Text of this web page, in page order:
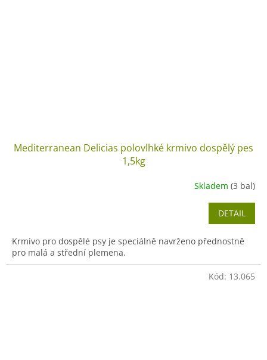
Mediterranean Delicias polovlhké krmivo dospělý pes
1,5kg
Skladem (3 bal)
DETAIL
Krmivo pro dospělé psy je speciálně navrženo přednostně
pro malá a střední plemena.
Kód: 13.065